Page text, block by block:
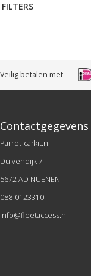
FILTERS
Veilig betalen met
Contactgegevens
Parrot-carkit.nl
Duivendijk 7
5672 AD NUENEN
088-0123310
info@fleetaccess.nl